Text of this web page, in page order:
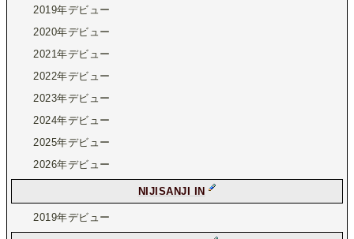
2019年デビュー
2020年デビュー
2021年デビュー
2022年デビュー
2023年デビュー
2024年デビュー
2025年デビュー
2026年デビュー
NIJISANJI IN
2019年デビュー